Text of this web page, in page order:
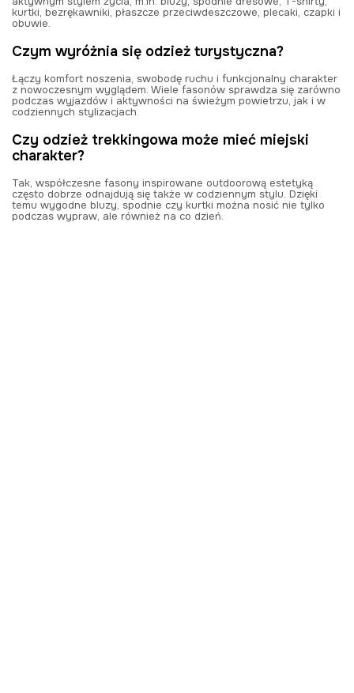
kurtki, bezrękawniki, płaszcze przeciwdeszczowe, plecaki, czapki i
obuwie.
Czym wyróżnia się odzież turystyczna?
Łączy komfort noszenia, swobodę ruchu i funkcjonalny charakter
z nowoczesnym wyglądem. Wiele fasonów sprawdza się zarówno
podczas wyjazdów i aktywności na świeżym powietrzu, jak i w
codziennych stylizacjach.
Czy odzież trekkingowa może mieć miejski
charakter?
Tak, współczesne fasony inspirowane outdoorową estetyką
często dobrze odnajdują się także w codziennym stylu. Dzięki
temu wygodne bluzy, spodnie czy kurtki można nosić nie tylko
podczas wypraw, ale również na co dzień.